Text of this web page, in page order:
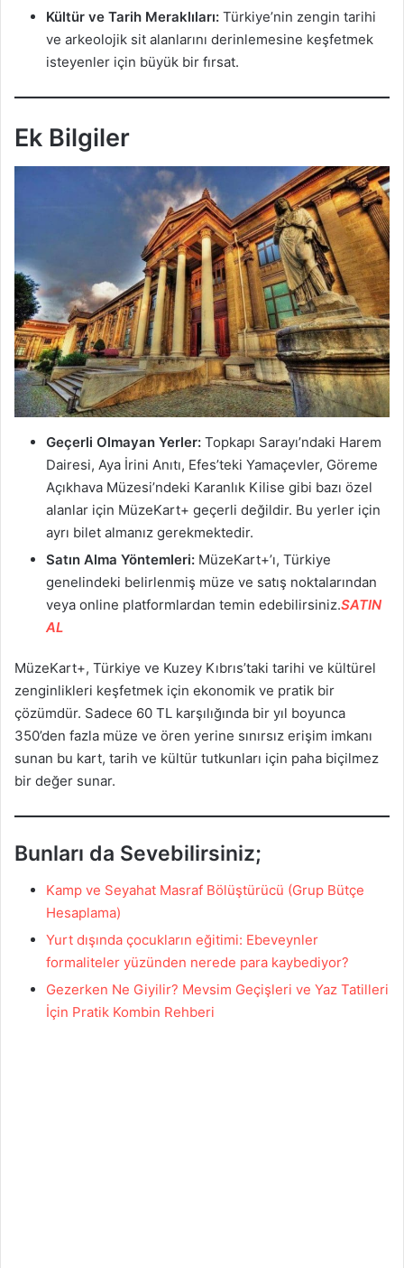
Kültür ve Tarih Meraklıları: Türkiye’nin zengin tarihi
ve arkeolojik sit alanlarını derinlemesine keşfetmek
isteyenler için büyük bir fırsat.
Ek Bilgiler
Geçerli Olmayan Yerler: Topkapı Sarayı’ndaki Harem
Dairesi, Aya İrini Anıtı, Efes’teki Yamaçevler, Göreme
Açıkhava Müzesi’ndeki Karanlık Kilise gibi bazı özel
alanlar için MüzeKart+ geçerli değildir. Bu yerler için
ayrı bilet almanız gerekmektedir.
Satın Alma Yöntemleri: MüzeKart+’ı, Türkiye
genelindeki belirlenmiş müze ve satış noktalarından
veya online platformlardan temin edebilirsiniz.SATIN
AL
MüzeKart+, Türkiye ve Kuzey Kıbrıs’taki tarihi ve kültürel
zenginlikleri keşfetmek için ekonomik ve pratik bir
çözümdür. Sadece 60 TL karşılığında bir yıl boyunca
350’den fazla müze ve ören yerine sınırsız erişim imkanı
sunan bu kart, tarih ve kültür tutkunları için paha biçilmez
bir değer sunar.
Bunları da Sevebilirsiniz;
Kamp ve Seyahat Masraf Bölüştürücü (Grup Bütçe
Hesaplama)
Yurt dışında çocukların eğitimi: Ebeveynler
formaliteler yüzünden nerede para kaybediyor?
Gezerken Ne Giyilir? Mevsim Geçişleri ve Yaz Tatilleri
İçin Pratik Kombin Rehberi